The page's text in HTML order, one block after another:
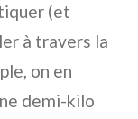
(et
à travers la
on en
demi-kilo